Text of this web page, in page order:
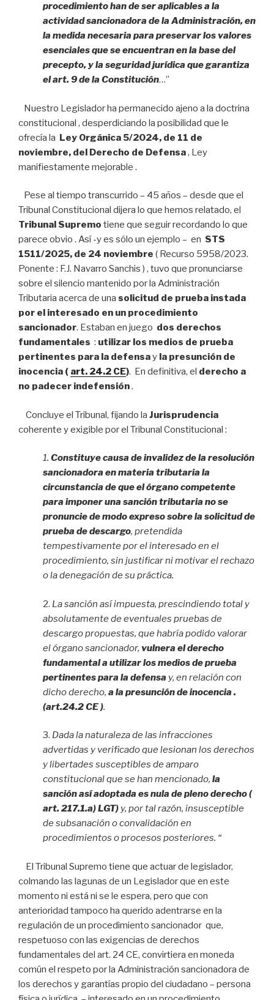
procedimiento han de ser aplicables a la
actividad sancionadora de la Administración, en
la medida necesaria para preservar los valores
esenciales que se encuentran en la base del
precepto, y la seguridad jurídica que garantiza
el art. 9 de la Constitución…”
Nuestro Legislador ha permanecido ajeno a la doctrina
constitucional , desperdiciando la posibilidad que le
ofrecía la Ley Orgánica 5/2024, de 11 de
noviembre, del Derecho de Defensa, Ley
manifiestamente mejorable .
Pese al tiempo transcurrido – 45 años – desde que el
Tribunal Constitucional dijera lo que hemos relatado, el
Tribunal Supremo tiene que seguir recordando lo que
parece obvio . Así -y es sólo un ejemplo – en STS
1511/2025, de 24 noviembre ( Recurso 5958/2023.
Ponente : F.J. Navarro Sanchis ) , tuvo que pronunciarse
sobre el silencio mantenido por la Administración
Tributaria acerca de una solicitud de prueba instada
por el interesado en un procedimiento
sancionador. Estaban en juego dos derechos
fundamentales : utilizar los medios de prueba
pertinentes para la defensay la presunción de
inocencia ( art. 24.2 CE). En definitiva, el derecho a
no padecer indefensión.
Concluye el Tribunal, fijando la Jurisprudencia
coherente y exigible por el Tribunal Constitucional :
1. Constituye causa de invalidez de la resolución
sancionadora en materia tributaria la
circunstancia de que el órgano competente
para imponer una sanción tributaria no se
pronuncie de modo expreso sobre la solicitud de
prueba de descargo, pretendida
tempestivamente por el interesado en el
procedimiento, sin justificar ni motivar el rechazo
o la denegación de su práctica.
2. La sanción así impuesta, prescindiendo total y
absolutamente de eventuales pruebas de
descargo propuestas, que habría podido valorar
el órgano sancionador, vulnera el derecho
fundamental a utilizar los medios de prueba
pertinentes para la defensa y, en relación con
dicho derecho, a la presunción de inocencia .
(art.24.2 CE ).
3. Dada la naturaleza de las infracciones
advertidas y verificado que lesionan los derechos
y libertades susceptibles de amparo
constitucional que se han mencionado, la
sanción así adoptada es nula de pleno derecho (
art. 217.1.a) LGT) y, por tal razón, insusceptible
de subsanación o convalidación en
procedimientos o procesos posteriores. “
El Tribunal Supremo tiene que actuar de legislador,
colmando las lagunas de un Legislador que en este
momento ni está ni se le espera, pero que con
anterioridad tampoco ha querido adentrarse en la
regulación de un procedimiento sancionador que,
respetuoso con las exigencias de derechos
fundamentales del art. 24 CE, convirtiera en moneda
común el respeto por la Administración sancionadora de
los derechos y garantías propio del ciudadano – persona